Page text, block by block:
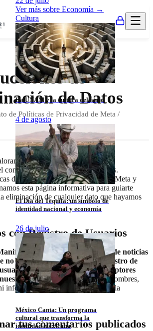
Ver más sobre Economía →
Cultura
La UNAM y la cultura del atajo
4 de agosto
El Día del Tequila: un símbolo de
identidad nacional y economía
26 de julio
México Canta: Un programa
cultural que transforma la
identidad mexicana
de
de Datos
de Políticas de Privacidad de Meta /
tu privacidad y estamos
control total de tus datos personales.
de plataformas de terceros como Meta y
esta página informativa para guiarte
eliminación de cualquier dato que hayamos
con Registro de Usuarios
21 es un portal público de noticias
no cuenta con un sistema de registro de
ni bases de datos de suscriptores
servidor.
No recopilamos nombres,
información sensible para permitir la
tus comentarios publicados